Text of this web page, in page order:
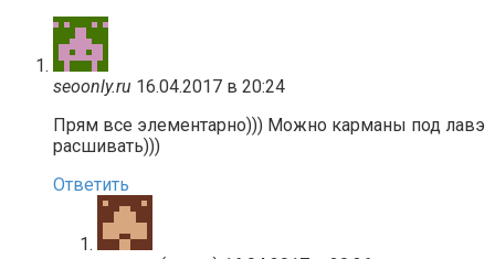
seoonly.ru 16.04.2017 в 20:24
Прям все элементарно))) Можно карманы под лавэ
расшивать)))
Ответить